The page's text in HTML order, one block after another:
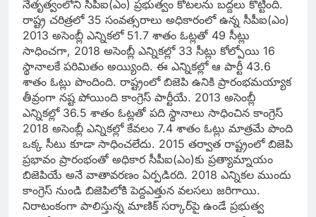
నేతృత్వంలోని సీపీఐ(ఎం) ప్రభుత్వం కోటలను బద్దలు కొట్టింది.
రాష్ట్ర చరిత్రలో 35 సంవత్సరాలు అధికారంలో ఉన్న సీపీఐ(ఎం)
2013 అసెంబ్లీ ఎన్నికలో 51.7 శాతం ఓట్లతో 49 సీట్లు
సాధించగా, 2018 అసెంబ్లీ ఎన్నికల్లో 33 సీట్లు కోల్పోయి 16
స్థానాలకే పరిమితం అయ్యింది. ఈ ఎన్నికల్లో ఆ పార్టీ 43.6
శాతం ఓట్లు పొందింది. రాష్ట్రంలో బిజెపి ఉనికి ప్రారంభమయ్యాక
తీవ్రంగా నష్ట పోయింది కాంగ్రెస్‌ పార్టీయే. 2013 అసెంబ్లీ
ఎన్నికల్లో 36.5 శాతం ఓట్లతో పది స్థానాలు సాధించిన కాంగ్రెస్‌
2018 అసెంబ్లీ ఎన్నికల్లో కేవలం 7.4 శాతం ఓట్లు మాత్రమే పొంది
ఒక్క సీటు కూడా సాధించలేదు. 2015 తర్వాత రాష్ట్రంలో బిజెపి
ప్రభావం ప్రారంభంతో అధికార సీపీఐ(ఎం)కు ప్రత్యామ్నాయం
బిజెపియే అనే వాతావరణం ఏర్పడిరది. 2018 ఎన్నికల ముందు
కాంగ్రెస్‌ నుండి బిజెపిలోకి పెద్దఎత్తున వలసలు జరిగాయి.
నిరాటంకంగా పాలిస్తున్న మాణిక్‌ సర్కార్‌పై ఉండే ప్రభుత్వ